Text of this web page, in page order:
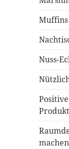
Muffins
Nuss-
machen